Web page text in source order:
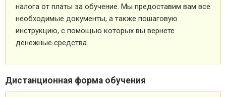
налога от платы за обучение. Мы предоставим вам все
необходимые документы, а также пошаговую
инструкцию, с помощью которых вы вернете
денежные средства.
Дистанционная форма обучения